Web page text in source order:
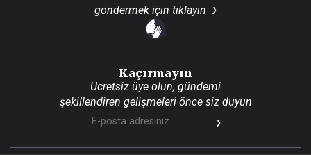
göndermek için tıklayın
Kaçırmayın
Ücretsiz üye olun, gündemi
şekillendiren gelişmeleri önce siz duyun